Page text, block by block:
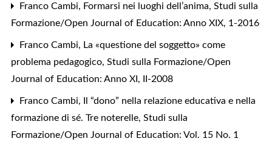
Franco Cambi, Formarsi nei luoghi dell’anima, Studi sulla
Formazione/Open Journal of Education: Anno XIX, 1-2016
Franco Cambi, La «questione del soggetto» come
problema pedagogico, Studi sulla Formazione/Open
Journal of Education: Anno XI, II-2008
Franco Cambi, Il “dono” nella relazione educativa e nella
formazione di sé. Tre noterelle, Studi sulla
Formazione/Open Journal of Education: Vol. 15 No. 1